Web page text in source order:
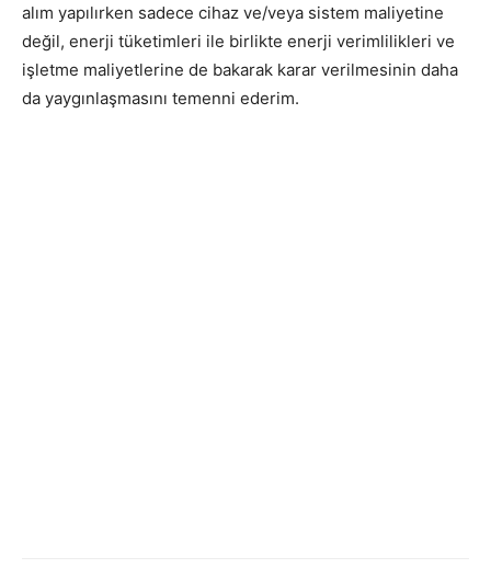
alım yapılırken sadece cihaz ve/veya sistem maliyetine
değil, enerji tüketimleri ile birlikte enerji verimlilikleri ve
işletme maliyetlerine de bakarak karar verilmesinin daha
da yaygınlaşmasını temenni ederim.